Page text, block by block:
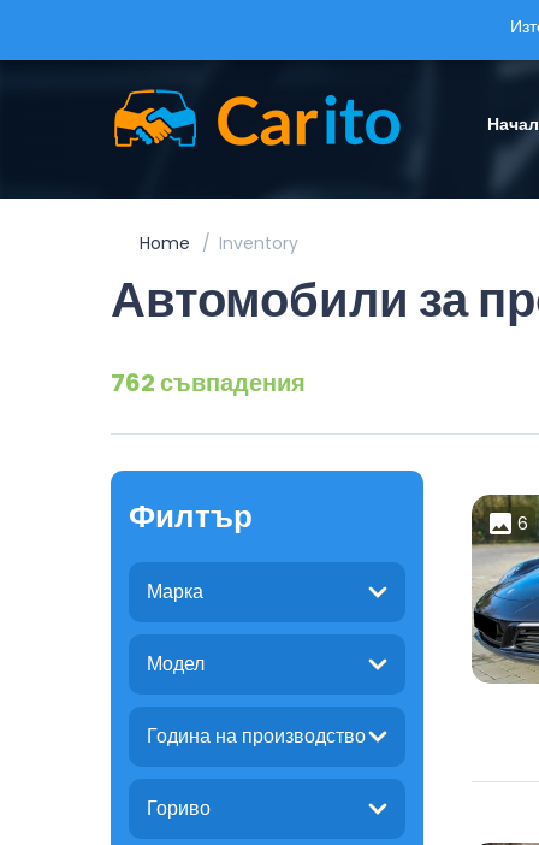
Home Inventory
Автомобили за
762 съвпадения
Филтър
Марка
Модел
Година на производство
Гориво
6